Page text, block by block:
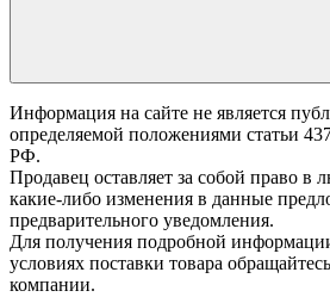
Информация на сайте не является
определяемой положениями статьи
РФ.
Продавец оставляет за собой право в
какие-либо изменения в данные
предварительного уведомления.
Для получения подробной
условиях поставки товара
компании.